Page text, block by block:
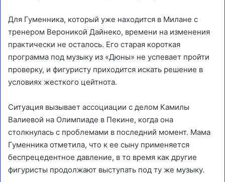
Для Гуменника, который уже находится в Милане с
тренером Вероникой Дайнеко, времени на изменения
практически не осталось. Его старая короткая
программа под музыку из «Дюны» не успевает пройти
проверку, и фигуристу приходится искать решение в
условиях жесткого цейтнота.
Ситуация вызывает ассоциации с делом Камилы
Валиевой на Олимпиаде в Пекине, когда она
столкнулась с проблемами в последний момент. Мама
Гуменника отметила, что к ее сыну применяется
беспрецедентное давление, в то время как другие
фигуристы продолжают выступать под ту же музыку.